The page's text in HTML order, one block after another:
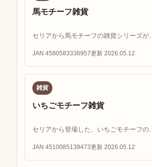
馬モチーフ雑貨
セリアから馬モチーフの雑貨シリーズが...
JAN 4580583336957更新 2026.05.12
雑貨
いちごモチーフ雑貨
セリアから登場した、いちごモチーフの...
JAN 4510085139473更新 2026.05.12